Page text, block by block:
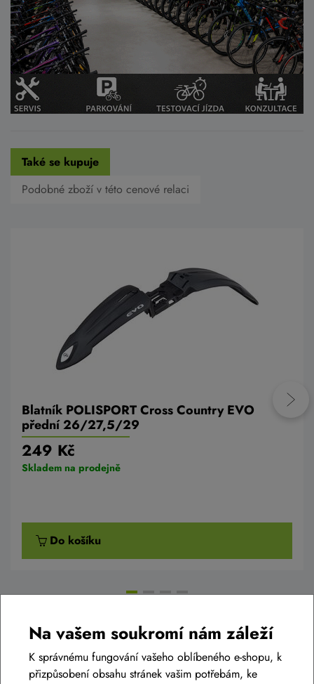
Také se kupuje
Podobné zboží v této cenové relaci
Blatník POLISPORT Cross Country EVO
přední 26/27,5/29
249 Kč
Skladem na prodejně
Do košíku
Diskuse k produktu(0)
Na vašem soukromí nám záleží
K správnému fungování vašeho oblíbeného e-shopu, k
přizpůsobení obsahu stránek vašim potřebám, ke